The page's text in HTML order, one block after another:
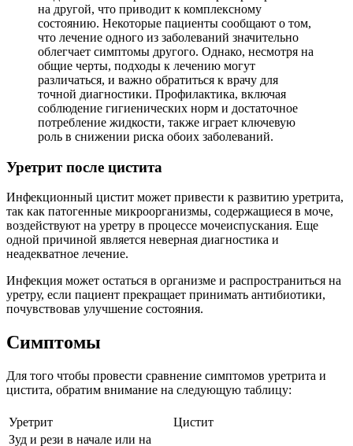
на другой, что приводит к комплексному
состоянию. Некоторые пациенты сообщают о том,
что лечение одного из заболеваний значительно
облегчает симптомы другого. Однако, несмотря на
общие черты, подходы к лечению могут
различаться, и важно обратиться к врачу для
точной диагностики. Профилактика, включая
соблюдение гигиенических норм и достаточное
потребление жидкости, также играет ключевую
роль в снижении риска обоих заболеваний.
Уретрит после цистита
Инфекционный цистит может привести к развитию уретрита,
так как патогенные микроорганизмы, содержащиеся в моче,
воздействуют на уретру в процессе мочеиспускания. Еще
одной причиной является неверная диагностика и
неадекватное лечение.
Инфекция может остаться в организме и распространиться на
уретру, если пациент прекращает принимать антибиотики,
почувствовав улучшение состояния.
Симптомы
Для того чтобы провести сравнение симптомов уретрита и
цистита, обратим внимание на следующую таблицу:
Уретрит
Цистит
Зуд и рези в начале или на